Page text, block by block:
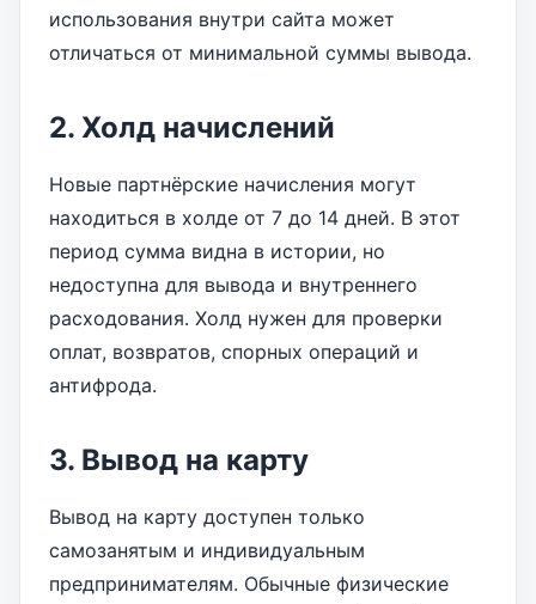
использования внутри сайта может
отличаться от минимальной суммы вывода.
2. Холд начислений
Новые партнёрские начисления могут
находиться в холде от 7 до 14 дней. В этот
период сумма видна в истории, но
недоступна для вывода и внутреннего
расходования. Холд нужен для проверки
оплат, возвратов, спорных операций и
антифрода.
3. Вывод на карту
Вывод на карту доступен только
самозанятым и индивидуальным
предпринимателям. Обычные физические